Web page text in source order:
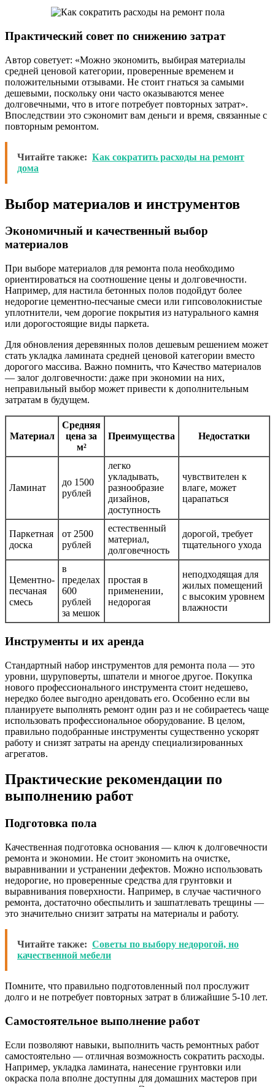
Практический совет по снижению затрат
Автор советует: «Можно экономить, выбирая материалы
средней ценовой категории, проверенные временем и
положительными отзывами. Не стоит гнаться за самыми
дешевыми, поскольку они часто оказываются менее
долговечными, что в итоге потребует повторных затрат».
Впоследствии это сэкономит вам деньги и время, связанные с
повторным ремонтом.
Читайте также: Как сократить расходы на ремонт
дома
Выбор материалов и инструментов
Экономичный и качественный выбор
материалов
При выборе материалов для ремонта пола необходимо
ориентироваться на соотношение цены и долговечности.
Например, для настила бетонных полов подойдут более
недорогие цементно-песчаные смеси или гипсоволокнистые
уплотнители, чем дорогие покрытия из натурального камня
или дорогостоящие виды паркета.
Для обновления деревянных полов дешевым решением может
стать укладка ламината средней ценовой категории вместо
дорогого массива. Важно помнить, что Качество материалов
— залог долговечности: даже при экономии на них,
неправильный выбор может привести к дополнительным
затратам в будущем.
Материал
Средняя
цена за
м²
Преимущества Недостатки
Ламинат
до 1500
рублей
легко
укладывать,
разнообразие
дизайнов,
доступность
чувствителен к
влаге, может
царапаться
Паркетная
доска
от 2500
рублей
естественный
материал,
долговечность
дорогой, требует
тщательного ухода
Цементно-
песчаная
смесь
в
пределах
600
рублей
за мешок
простая в
применении,
недорогая
неподходящая для
жилых помещений
с высоким уровнем
влажности
Инструменты и их аренда
Стандартный набор инструментов для ремонта пола — это
уровни, шуруповерты, шпатели и многое другое. Покупка
нового профессионального инструмента стоит недешево,
нередко более выгодно арендовать его. Особенно если вы
планируете выполнять ремонт один раз и не собираетесь чаще
использовать профессиональное оборудование. В целом,
правильно подобранные инструменты существенно ускорят
работу и снизят затраты на аренду специализированных
агрегатов.
Практические рекомендации по
выполнению работ
Подготовка пола
Качественная подготовка основания — ключ к долговечности
ремонта и экономии. Не стоит экономить на очистке,
выравнивании и устранении дефектов. Можно использовать
недорогие, но проверенные средства для грунтовки и
выравнивания поверхности. Например, в случае частичного
ремонта, достаточно обеспылить и зашпатлевать трещины —
это значительно снизит затраты на материалы и работу.
Читайте также: Советы по выбору недорогой, но
качественной мебели
Помните, что правильно подготовленный пол прослужит
долго и не потребует повторных затрат в ближайшие 5-10 лет.
Самостоятельное выполнение работ
Если позволяют навыки, выполнить часть ремонтных работ
самостоятельно — отличная возможность сократить расходы.
Например, укладка ламината, нанесение грунтовки или
окраска пола вполне доступны для домашних мастеров при